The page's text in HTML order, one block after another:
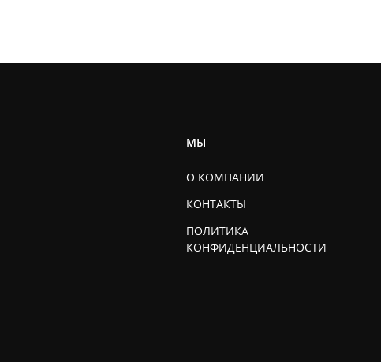
МЫ
О КОМПАНИИ
КОНТАКТЫ
ПОЛИТИКА
КОНФИДЕНЦИАЛЬНОСТИ